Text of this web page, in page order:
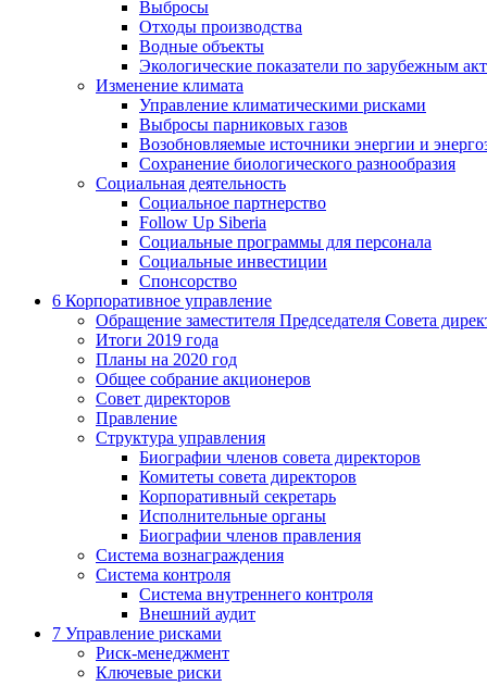
Выбросы
Отходы производства
Водные объекты
Экологические показатели по зарубежным
Изменение климата
Управление климатическими рисками
Выбросы парниковых газов
Возобновляемые источники энергии и
Сохранение биологического разнообразия
Социальная деятельность
Социальное партнерство
Follow Up Siberia
Социальные программы для персонала
Социальные инвестиции
Спонсорство
6 Корпоративное управление
Обращение заместителя Председателя Совета
Итоги 2019 года
Планы на 2020 год
Общее собрание акционеров
Совет директоров
Правление
Структура управления
Биографии членов совета директоров
Комитеты совета директоров
Корпоративный секретарь
Исполнительные органы
Биографии членов правления
Система вознаграждения
Система контроля
Система внутреннего контроля
Внешний аудит
7 Управление рисками
Риск-менеджмент
Ключевые риски